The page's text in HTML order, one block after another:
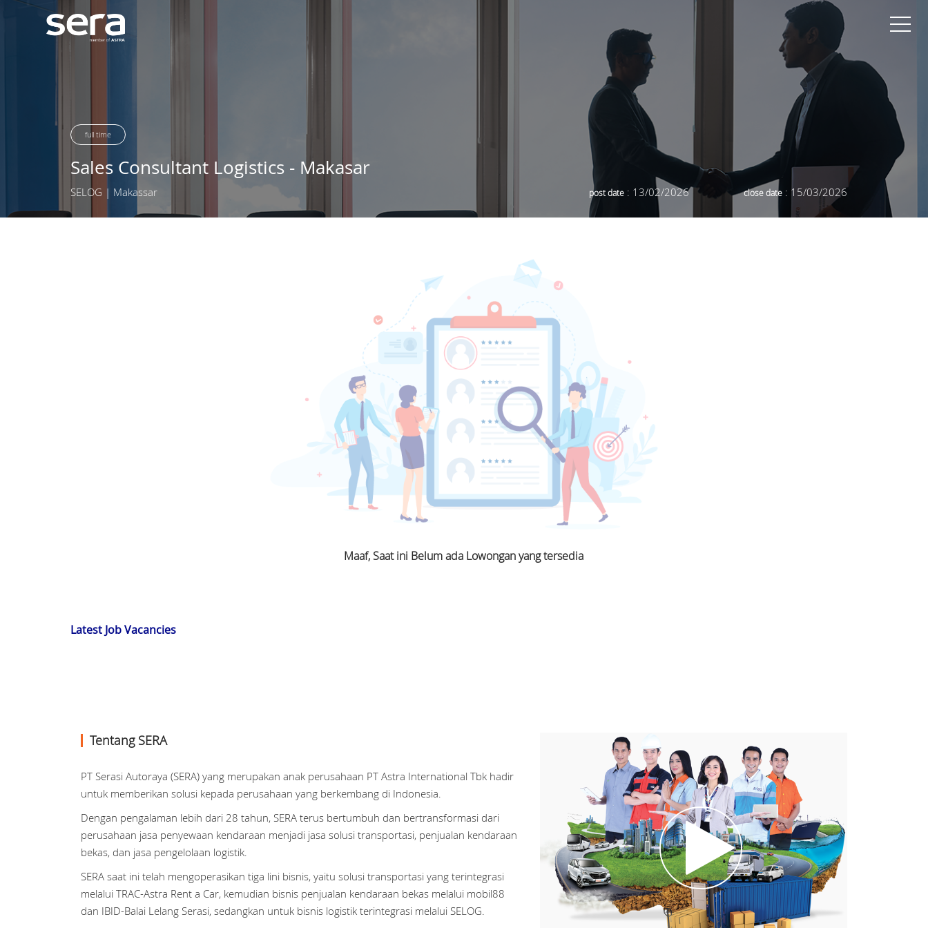
full time
Sales Consultant Logistics - Makasar
SELOG | Makassar post date : 13/02/2026 close date : 15/03/2026
Maaf, Saat ini Belum ada Lowongan yang tersedia
Latest Job Vacancies
Tentang SERA
PT Serasi Autoraya (SERA) yang merupakan anak perusahaan PT Astra International Tbk hadir
untuk memberikan solusi kepada perusahaan yang berkembang di Indonesia.
Dengan pengalaman lebih dari 28 tahun, SERA terus bertumbuh dan bertransformasi dari
perusahaan jasa penyewaan kendaraan menjadi jasa solusi transportasi, penjualan kendaraan
bekas, dan jasa pengelolaan logistik.
SERA saat ini telah mengoperasikan tiga lini bisnis, yaitu solusi transportasi yang terintegrasi
melalui TRAC-Astra Rent a Car, kemudian bisnis penjualan kendaraan bekas melalui mobil88
dan IBID-Balai Lelang Serasi, sedangkan untuk bisnis logistik terintegrasi melalui SELOG.